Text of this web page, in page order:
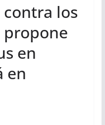
los
propone
en
en